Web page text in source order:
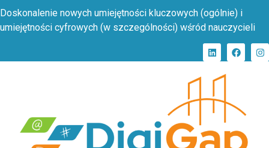
Doskonalenie nowych umiejętności kluczowych (ogólnie) i
umiejętności cyfrowych (w szczególności) wśród nauczycieli